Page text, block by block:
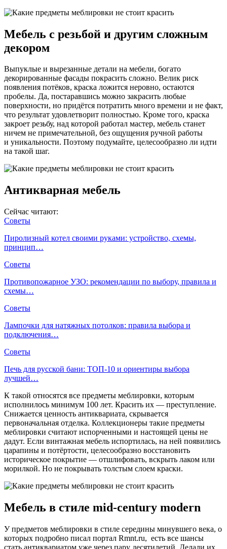
Мебель с резьбой и другим сложным
декором
Выпуклые и вырезанные детали на мебели, богато
декорированные фасады покрасить сложно. Велик риск
появления потёков, краска ложится неровно, остаются
пробелы. Да, постаравшись можно закрасить любые
поверхности, но придётся потратить много времени и не факт,
что результат удовлетворит полностью. Кроме того, краска
закроет резьбу, над которой работал мастер, мебель станет
ничем не примечательной, без ощущения ручной работы
и уникальности. Поэтому подумайте, целесообразно ли идти
на такой шаг.
Антикварная мебель
Сейчас читают:
Советы
Пиролизный котел своими руками: устройство, схемы,
принцип…
Советы
Противопожарное УЗО: рекомендации по выбору, правила и
схемы…
Советы
Лампочки для натяжных потолков: правила выбора и
подключения…
Советы
Печь для русской бани: ТОП-10 и ориентиры выбора
лучшей…
К такой относятся все предметы меблировки, которым
исполнилось минимум 100 лет. Красить их — преступление.
Снижается ценность антиквариата, скрывается
первоначальная отделка. Коллекционеры такие предметы
меблировки считают испорченными и настоящей цены не
дадут. Если винтажная мебель испортилась, на ней появились
царапины и потёртости, целесообразно восстановить
историческое покрытие — отшлифовать, вскрыть лаком или
морилкой. Но не покрывать толстым слоем краски.
Мебель в стиле mid-century modern
У предметов меблировки в стиле середины минувшего века, о
которых подробно писал портал Rmnt.ru, есть все шансы
стать антиквариатом уже через пару десятилетий. Делали их